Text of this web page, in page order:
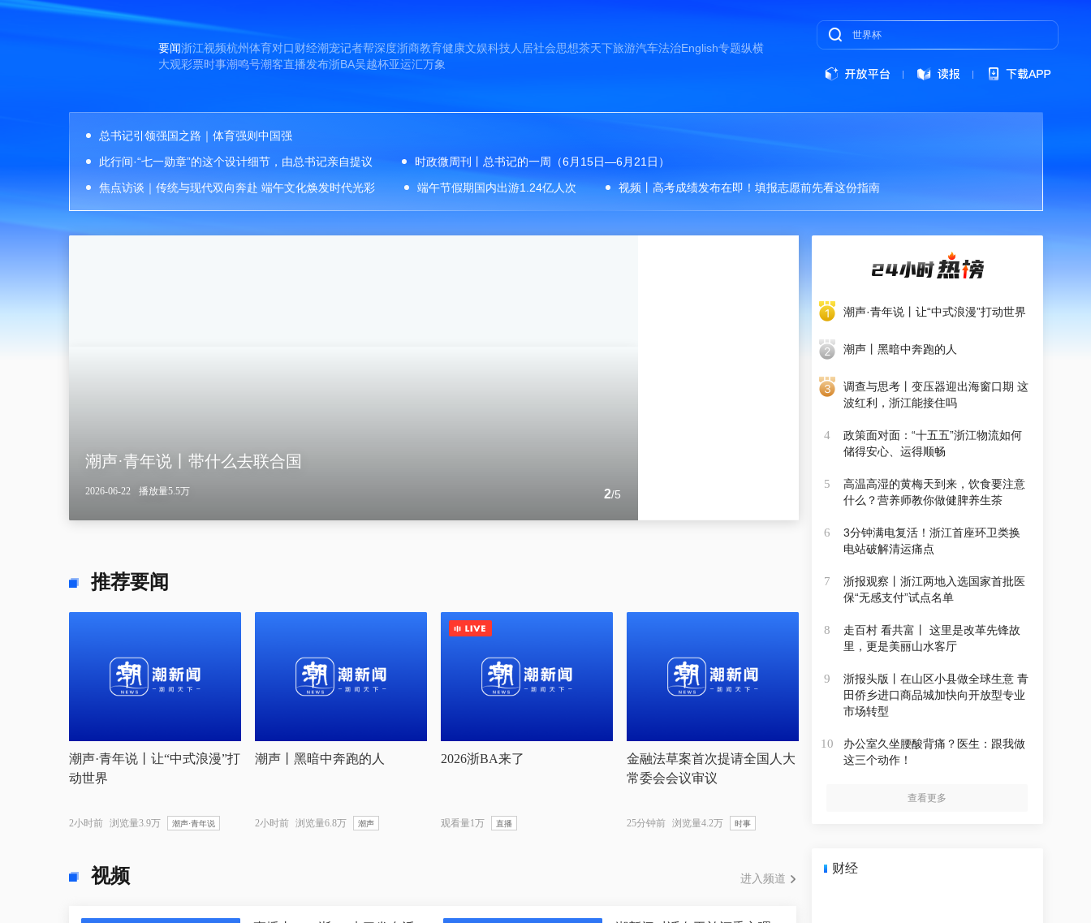
要闻浙江视频杭州体育对口财经潮宠记者帮深度浙商教育健康文娱科技人居社会思想茶天下旅游汽车法治English专题纵横
大观彩票时事潮鸣号潮客直播发布浙BA吴越杯亚运汇万象
总书记引领强国之路｜体育强则中国强
此行间·“七一勋章”的这个设计细节，由总书记亲自提议
时政微周刊丨总书记的一周（6月15日—6月21日）
焦点访谈｜传统与现代双向奔赴 端午文化焕发时代光彩
端午节假期国内出游1.24亿人次 视频丨高考成绩发布在即！填报志愿前先看这份指南
一条老街的坚守与新生 宁波历时11年打磨秀水街历史文化街区
3小时前 浏览量4.3万 1/5
潮声·青年说丨带什么去联合国
2026-06-22 播放量5.5万 2/5
美暂解对伊石油制裁 以强硬表态搅局 60天谈判路线图存变数
2小时前 浏览量3.9万 3/5
浙报观察丨浙江两地入选国家首批医保“无感支付”试点名单
2小时前 浏览量4.3万 4/5
我在之江学新语·学思想 改文风 求真知
浏览量283.4万 5/5
推荐要闻
潮声·青年说丨让“中式浪漫”打
动世界
2小时前 浏览量3.9万 潮声·青年说
潮声丨黑暗中奔跑的人
2小时前 浏览量6.8万 潮声
2026浙BA来了
观看量1万 直播
金融法草案首次提请全国人大
常委会会议审议
25分钟前 浏览量4.2万 时事
视频 进入频道
潮声·青年说丨让“中式浪漫”打动世界
潮声丨黑暗中奔跑的人
调查与思考丨变压器迎出海窗口期 这
波红利，浙江能接住吗
4
政策面对面：“十五五”浙江物流如何
储得安心、运得顺畅
5
高温高湿的黄梅天到来，饮食要注意
什么？营养师教你做健脾养生茶
6
3分钟满电复活！浙江首座环卫类换
电站破解清运痛点
7
浙报观察丨浙江两地入选国家首批医
保“无感支付”试点名单
8
走百村 看共富丨 这里是改革先锋故
里，更是美丽山水客厅
9
浙报头版丨在山区小县做全球生意 青
田侨乡进口商品城加快向开放型专业
市场转型
10
办公室久坐腰酸背痛？医生：跟我做
这三个动作！
查看更多
财经